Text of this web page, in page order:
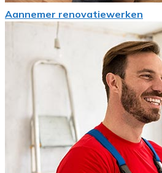
Aannemer renovatiewerken